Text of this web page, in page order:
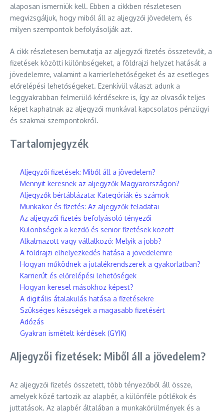
alaposan ismerniük kell. Ebben a cikkben részletesen
megvizsgáljuk, hogy miből áll az aljegyzői jövedelem, és
milyen szempontok befolyásolják azt.
A cikk részletesen bemutatja az aljegyzői fizetés összetevőit, a
fizetések közötti különbségeket, a földrajzi helyzet hatását a
jövedelemre, valamint a karrierlehetőségeket és az esetleges
előrelépési lehetőségeket. Ezenkívül választ adunk a
leggyakrabban felmerülő kérdésekre is, így az olvasók teljes
képet kaphatnak az aljegyzői munkával kapcsolatos pénzügyi
és szakmai szempontokról.
Tartalomjegyzék
Aljegyzői fizetések: Miből áll a jövedelem?
Mennyit keresnek az aljegyzők Magyarországon?
Aljegyzők bértáblázata: Kategóriák és számok
Munkakör és fizetés: Az aljegyzők feladatai
Az aljegyzői fizetés befolyásoló tényezői
Különbségek a kezdő és senior fizetések között
Alkalmazott vagy vállalkozó: Melyik a jobb?
A földrajzi elhelyezkedés hatása a jövedelemre
Hogyan működnek a jutalékrendszerek a gyakorlatban?
Karrierút és előrelépési lehetőségek
Hogyan keresel másokhoz képest?
A digitális átalakulás hatása a fizetésekre
Szükséges készségek a magasabb fizetésért
Adózás
Gyakran ismételt kérdések (GYIK)
Aljegyzői fizetések: Miből áll a jövedelem?
Az aljegyzői fizetés összetett, több tényezőből áll össze,
amelyek közé tartozik az alapbér, a különféle pótlékok és
juttatások. Az alapbér általában a munkakörülmények és a